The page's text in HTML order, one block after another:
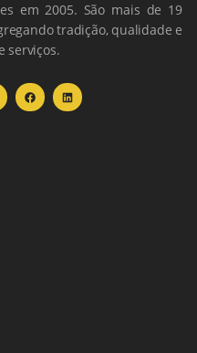
em 2005. São mais de 19
tradição, qualidade e
serviços.